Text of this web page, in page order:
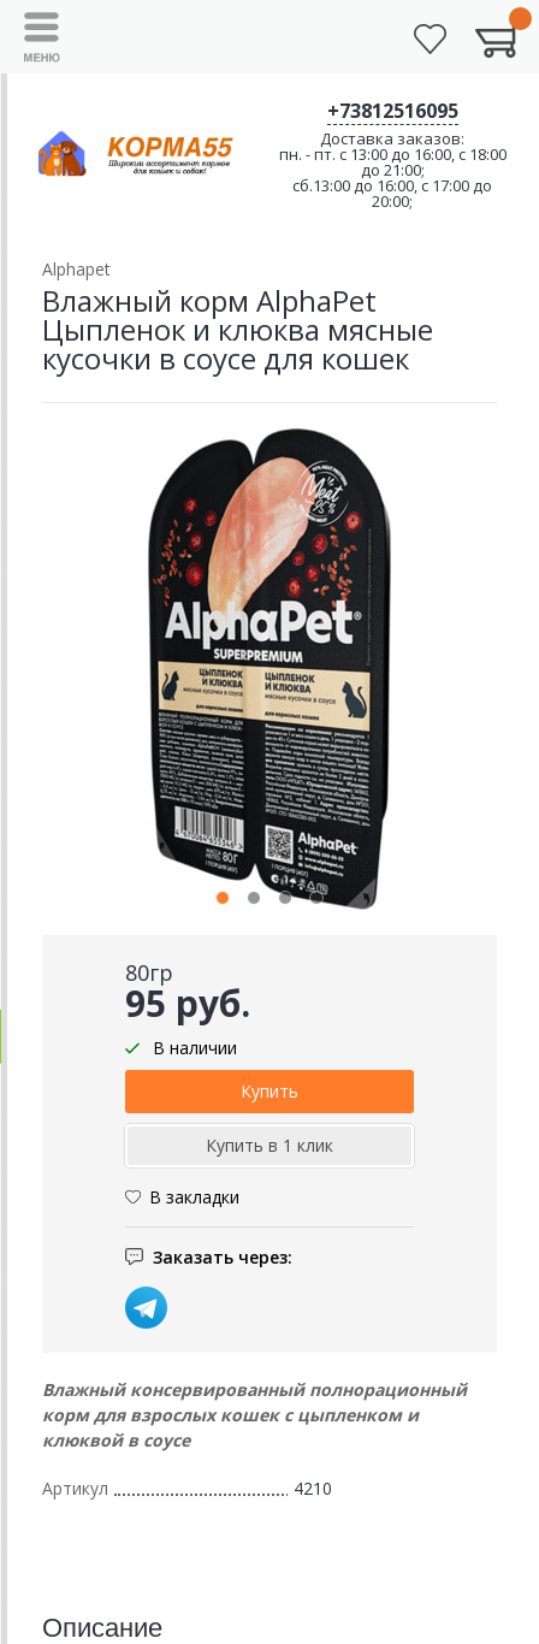
+73812516095
Доставка заказов:
пн. - пт. с 13:00 до 16:00, с 18:00
до 21:00;
сб.13:00 до 16:00, с 17:00 до
20:00;
Alphapet
Влажный корм AlphaPet
Цыпленок и клюква мясные
кусочки в соусе для кошек
80гр
95 руб.
В наличии
В закладки
Заказать через:
Влажный консервированный полнорационный
корм для взрослых кошек с цыпленком и
клюквой в соусе
Артикул 4210
Описание